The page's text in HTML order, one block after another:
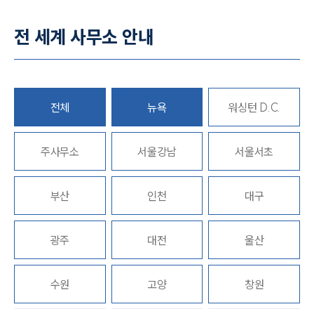
그룹소개
오시는 길
글로벌 파트너 로펌
고객의 소리
통합검색
AI대륜
전 세계 사무소 안내
전체 뉴욕 워싱턴 D.C.
주사무소 서울강남 서울서초
부산 인천 대구
광주 대전 울산
수원 고양 창원